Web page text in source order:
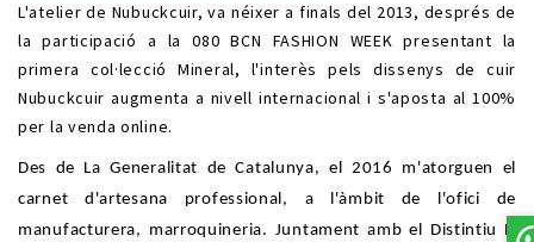
L'atelier de Nubuckcuir, va néixer a finals del 2013, després de
la participació a la 080 BCN FASHION WEEK presentant la
primera col·lecció Mineral, l'interès pels dissenys de cuir
Nubuckcuir augmenta a nivell internacional i s'aposta al 100%
per la venda online.
Des de La Generalitat de Catalunya, el 2016 m'atorguen el
carnet d'artesana professional, a l'àmbit de l'ofici de
manufacturera, marroquineria. Juntament amb el Distintiu D